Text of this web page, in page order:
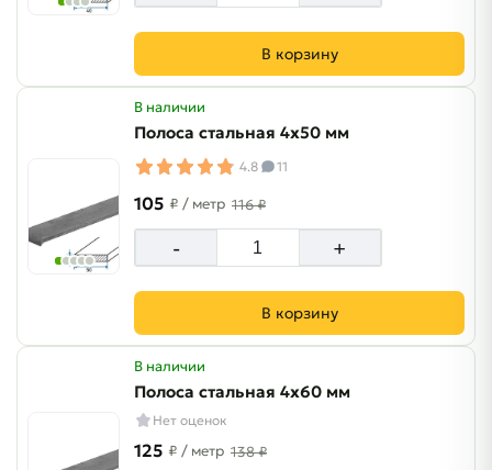
В корзину
В наличии
Полоса стальная 4х50 мм
4.8 11
105 ₽ / метр 116 ₽
- +
В корзину
В наличии
Полоса стальная 4х60 мм
Нет оценок
125 ₽ / метр 138 ₽